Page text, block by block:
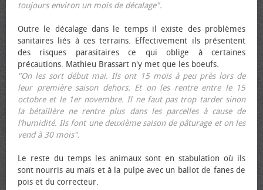
toujours environ un mois de décalage".
Outre le décalage dans le temps il existe des problèmes
sanitaires liés à ces terrains. Effectivement ils présentent
des risques parasitaires ce qui oblige à certaines
précautions. Mathieu Brassart n'y met que les bœufs.
"On les sort début mai. Ils ont 15 mois à peu près lors de
leur première saison dehors. Et on les rentre entre le 15
octobre et le 1er novembre. Il ne faut pas trop tarder sinon
la bétaillère ne rentre plus dans les parcelles à cause de
l’humidité. Ils font une deuxième saison de pâturage et on les
vend à 30 mois".
Le reste du temps les animaux sont en stabulation où ils
sont nourris au maïs et à la pulpe avec un ballot de fanes de
pois et du correcteur.